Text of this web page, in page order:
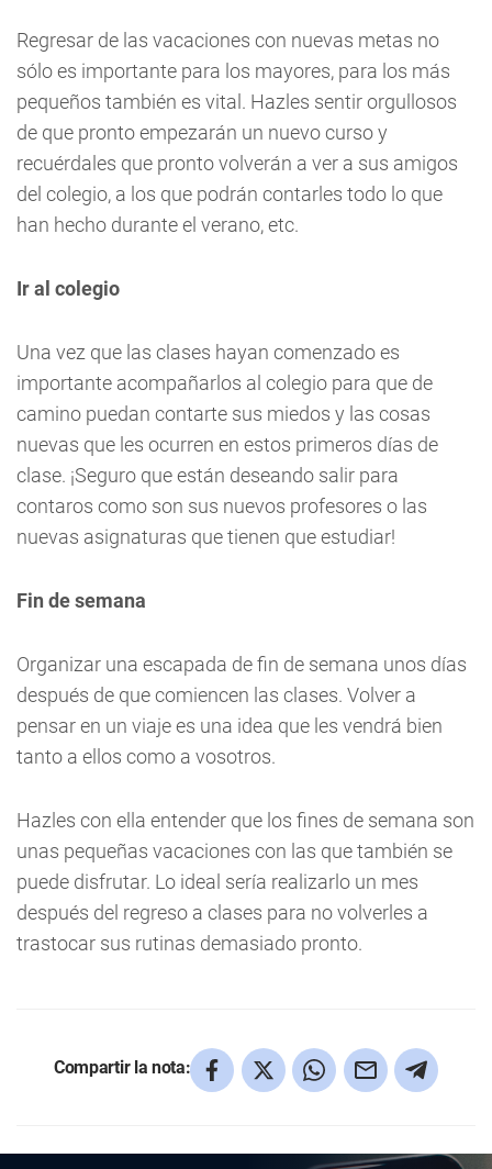
Regresar de las vacaciones con nuevas metas no
sólo es importante para los mayores, para los más
pequeños también es vital. Hazles sentir orgullosos
de que pronto empezarán un nuevo curso y
recuérdales que pronto volverán a ver a sus amigos
del colegio, a los que podrán contarles todo lo que
han hecho durante el verano, etc.
Ir al colegio
Una vez que las clases hayan comenzado es
importante acompañarlos al colegio para que de
camino puedan contarte sus miedos y las cosas
nuevas que les ocurren en estos primeros días de
clase. ¡Seguro que están deseando salir para
contaros como son sus nuevos profesores o las
nuevas asignaturas que tienen que estudiar!
Fin de semana
Organizar una escapada de fin de semana unos días
después de que comiencen las clases. Volver a
pensar en un viaje es una idea que les vendrá bien
tanto a ellos como a vosotros.
Hazles con ella entender que los fines de semana son
unas pequeñas vacaciones con las que también se
puede disfrutar. Lo ideal sería realizarlo un mes
después del regreso a clases para no volverles a
trastocar sus rutinas demasiado pronto.
Compartir la nota: